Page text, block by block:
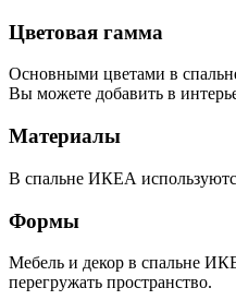
Цветовая гамма
Основными цветами в
Вы можете добавить в
Материалы
В спальне ИКЕА
Формы
Мебель и декор в спальне
перегружать пространство.